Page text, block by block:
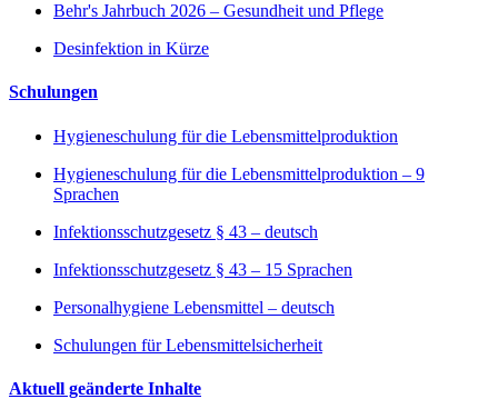
Behr's Jahrbuch 2026 – Gesundheit und Pflege
Desinfektion in Kürze
Schulungen
Hygieneschulung für die Lebensmittelproduktion
Hygieneschulung für die Lebensmittelproduktion – 9
Sprachen
Infektionsschutzgesetz § 43 – deutsch
Infektionsschutzgesetz § 43 – 15 Sprachen
Personalhygiene Lebensmittel – deutsch
Schulungen für Lebensmittelsicherheit
Aktuell geänderte Inhalte